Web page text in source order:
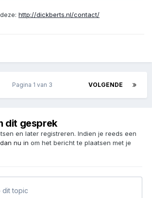
http://dickberts.nl/contact/
VOLGENDE
Pagina 1 van 3
dit gesprek
en later registreren. Indien je reeds een
nu in om het bericht te plaatsen met je
dit topic